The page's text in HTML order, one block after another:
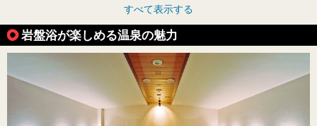
すべて表示する
岩盤浴が楽しめる温泉の魅力